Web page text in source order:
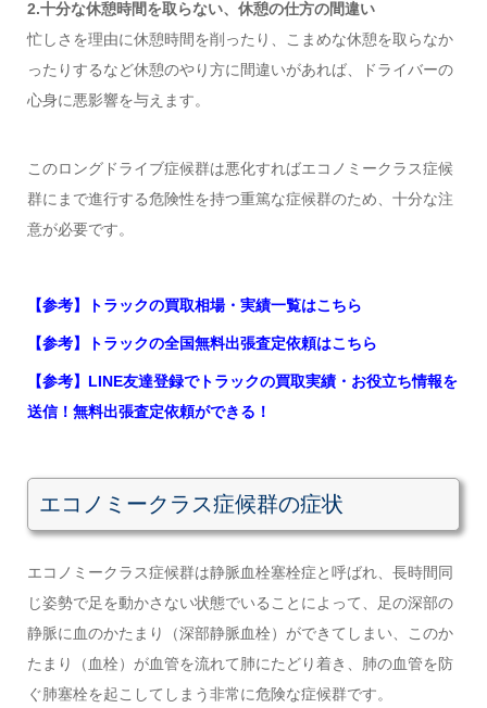
2.十分な休憩時間を取らない、休憩の仕方の間違い
忙しさを理由に休憩時間を削ったり、こまめな休憩を取らなか
ったりするなど休憩のやり方に間違いがあれば、ドライバーの
心身に悪影響を与えます。
このロングドライブ症候群は悪化すればエコノミークラス症候
群にまで進行する危険性を持つ重篤な症候群のため、十分な注
意が必要です。
【参考】トラックの買取相場・実績一覧はこちら
【参考】トラックの全国無料出張査定依頼はこちら
【参考】LINE友達登録でトラックの買取実績・お役立ち情報を
送信！無料出張査定依頼ができる！
エコノミークラス症候群の症状
エコノミークラス症候群は静脈血栓塞栓症と呼ばれ、長時間同
じ姿勢で足を動かさない状態でいることによって、足の深部の
静脈に血のかたまり（深部静脈血栓）ができてしまい、このか
たまり（血栓）が血管を流れて肺にたどり着き
肺の血管を防
ぐ肺塞栓を起こしてしまう非常に危険な症候群です。